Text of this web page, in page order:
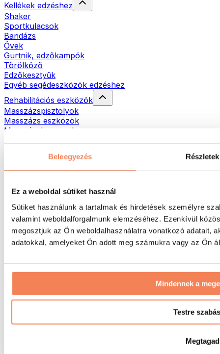
Beleegyezés Részletek
Ez a weboldal sütiket használ
Sütiket használunk a tartalmak és hirdetések személyre
valamint weboldalforgalmunk elemzéséhez. Ezenkívül
megosztjuk az Ön weboldalhasználatra vonatkozó adatait,
adatokkal, amelyeket Ön adott meg számukra vagy az Ön
Mindennek a
Testre szabás
Megtagad
Kellékek edzéshez
Shaker
Sportkulacsok
Bandázs
Övek
Gurtnik, edzőkampók
Törölköző
Edzőkesztyűk
Egyéb segédeszközök edzéshez
Rehabilitációs eszközök
Masszázspisztolyok
Masszázs eszközök
Masszázshengerek
Táskák & hátizsákok
Hátizsákok
Futás
Küzdősportok
Kerékpározás
Jóga és pilates
Úszás
Túrázás
Vörösfény-terápia
Öko háztartás